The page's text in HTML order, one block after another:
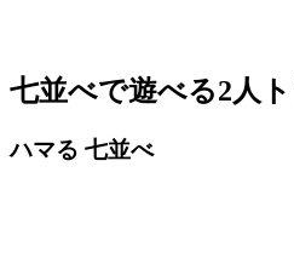
七並べで遊べる2人
ハマる 七並べ